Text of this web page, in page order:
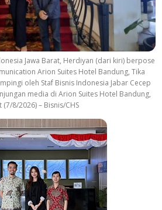
Jawa Barat, Herdiyan (dari kiri) berpose
Arion Suites Hotel Bandung, Tika
oleh Staf Bisnis Indonesia Jabar Cecep
media di Arion Suites Hotel Bandung,
(7/8/2026) – Bisnis/CHS